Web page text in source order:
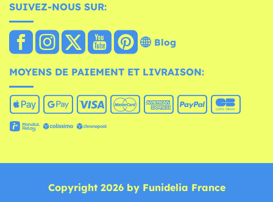
SUIVEZ-NOUS SUR:
Blog
MOYENS DE PAIEMENT ET LIVRAISON:
Copyright 2026 by Funidelia France